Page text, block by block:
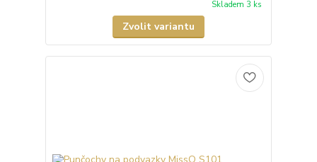
Skladem 3 ks
Zvolit variantu